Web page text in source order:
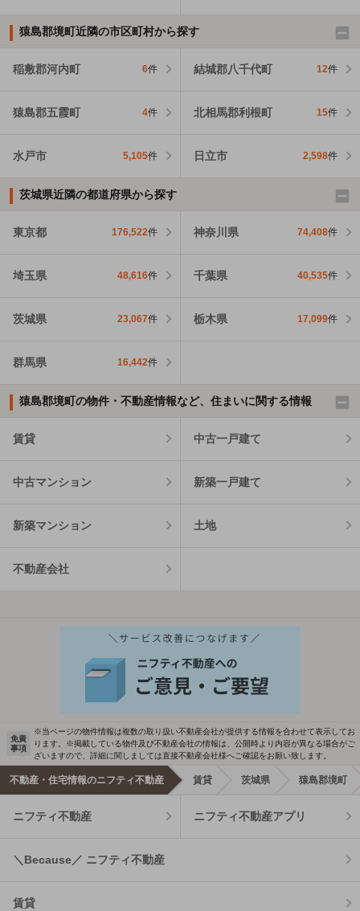
猿島郡境町近隣の市区町村から探す
稲敷郡河内町 6件 結城郡八千代町 12件
猿島郡五霞町 4件 北相馬郡利根町 15件
水戸市 5,105件 日立市 2,598件
茨城県近隣の都道府県から探す
東京都 176,522件 神奈川県 74,408件
埼玉県 48,616件 千葉県 40,535件
茨城県 23,067件 栃木県 17,099件
群馬県 16,442件
猿島郡境町の物件・不動産情報など、住まいに関する情報
賃貸 中古一戸建て
中古マンション 新築一戸建て
新築マンション 土地
不動産会社
免責
事項
※当ページの物件情報は複数の取り扱い不動産会社が提供する情報を合わせて表示してお
ります。※掲載している物件及び不動産会社の情報は、公開時より内容が異なる場合がご
ざいますので、詳細に関しましては直接不動産会社様へご確認をお願い致します。
不動産・住宅情報のニフティ不動産 賃貸 茨城県 猿島郡境町
ニフティ不動産 ニフティ不動産アプリ
＼Because／ ニフティ不動産
賃貸